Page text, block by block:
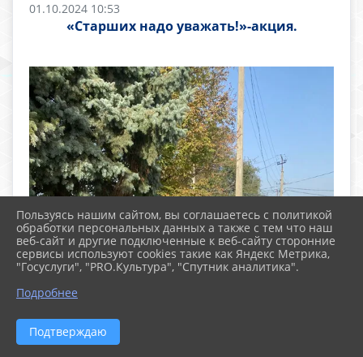
01.10.2024 10:53
«Старших надо уважать!»-акция.
Пользуясь нашим сайтом, вы соглашаетесь с политикой
обработки персональных данных а также с тем что наш
веб-сайт и другие подключенные к веб-сайту сторонние
сервисы используют cookies такие как Яндекс Метрика,
"Госуслуги", "PRO.Культура", "Спутник аналитика".
Подробнее
Подтверждаю